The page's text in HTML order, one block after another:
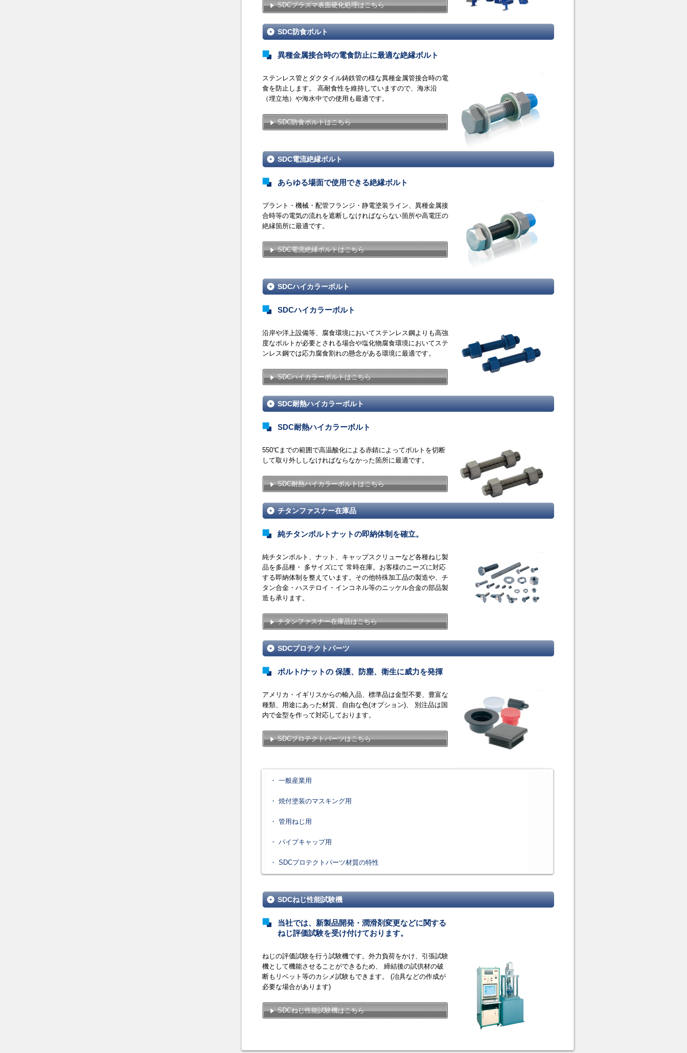
SDCプラズマ表面硬化処理はこちら
SDC防食ボルト
異種金属接合時の電食防止に最適な絶縁ボルト
ステンレス管とダクタイル鋳鉄管の様な異種金属管接合時の電
食を防止します。 高耐食性を維持していますので、海水沿
（埋立地）や海水中での使用も最適です。
SDC防食ボルトはこちら
SDC電流絶縁ボルト
あらゆる場面で使用できる絶縁ボルト
プラント・機械・配管フランジ・静電塗装ライン、異種金属接
合時等の電気の流れを遮断しなければならない箇所や高電圧の
絶縁箇所に最適です。
SDC電流絶縁ボルトはこちら
SDCハイカラーボルト
SDCハイカラーボルト
沿岸や洋上設備等、腐食環境においてステンレス鋼よりも高強
度なボルトが必要とされる場合や塩化物腐食環境においてステ
ンレス鋼では応力腐食割れの懸念がある環境に最適です。
SDCハイカラーボルトはこちら
SDC耐熱ハイカラーボルト
SDC耐熱ハイカラーボルト
550℃までの範囲で高温酸化による赤錆によってボルトを切断
して取り外ししなければならなかった箇所に最適です。
SDC耐熱ハイカラーボルトはこちら
チタンファスナー在庫品
純チタンボルトナットの即納体制を確立。
純チタンボルト、ナット、キャップスクリューなど各種ねじ製
品を多品種・ 多サイズにて 常時在庫。お客様のニーズに対応
する即納体制を整えています。その他特殊加工品の製造や、チ
タン合金・ハステロイ・インコネル等のニッケル合金の部品製
造も承ります。
チタンファスナー在庫品はこちら
SDCプロテクトパーツ
ボルト/ナットの 保護、防塵、衛生に威力を発揮
アメリカ・イギリスからの輸入品、標準品は金型不要、豊富な
種類、用途にあった材質、自由な色(オプション)、 別注品は国
内で金型を作って対応しております。
SDCプロテクトパーツはこちら
・ 一般産業用
・ 焼付塗装のマスキング用
・ 管用ねじ用
・ パイプキャップ用
・ SDCプロテクトパーツ材質の特性
SDCねじ性能試験機
当社では、新製品開発・潤滑剤変更などに関する
ねじ評価試験を受け付けております。
ねじの評価試験を行う試験機です。外力負荷をかけ、引張試験
機として機能させることができるため、 締結後の試供材の破
断もリベット等のカシメ試験もできます。 (冶具などの作成が
必要な場合があります)
SDCねじ性能試験機はこちら